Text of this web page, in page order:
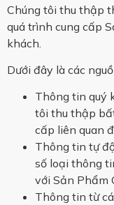
Chúng tôi thu thập
quá trình cung cấp
khách.
Dưới đây là các
Thông tin quý
tôi thu thập
cấp liên quan
Thông tin tự
số loại thông
với Sản Phẩm
Thông tin từ